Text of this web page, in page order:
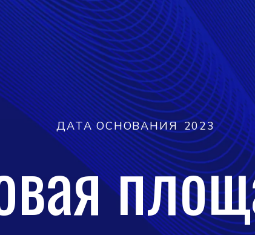
ДАТА ОСНОВАНИЯ 2023